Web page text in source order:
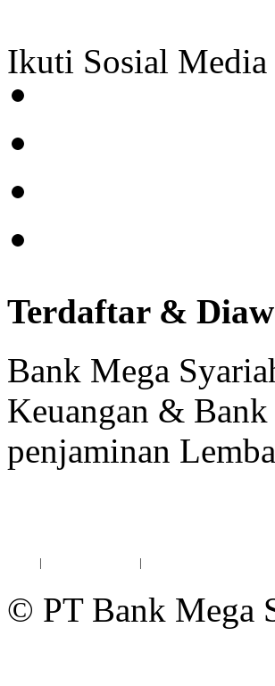
Ikuti Sosial
Terdaftar &
Bank Mega
Keuangan & Bank
penjaminan
| |
© PT Bank Mega